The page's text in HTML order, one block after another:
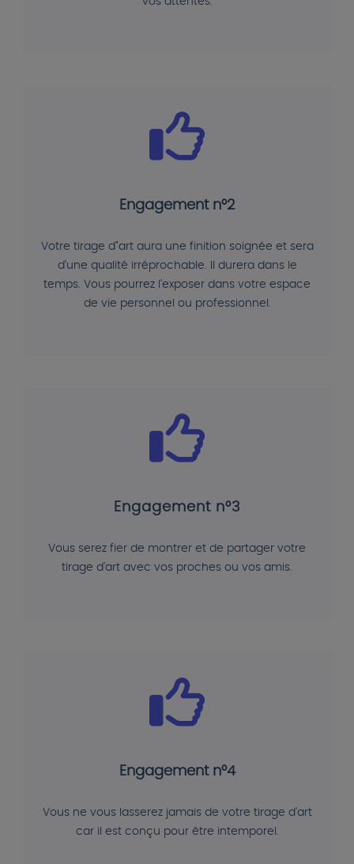
Engagement n°2
Votre tirage d"art aura une finition soignée et sera
d'une qualité irréprochable. Il durera dans le
temps. Vous pourrez l'exposer dans votre espace
de vie personnel ou professionnel.
Engagement n°3
Vous serez fier de montrer et de partager votre
tirage d'art avec vos proches ou vos amis.
Engagement n°4
Vous ne vous lasserez jamais de votre tirage d'art
car il est conçu pour être intemporel.